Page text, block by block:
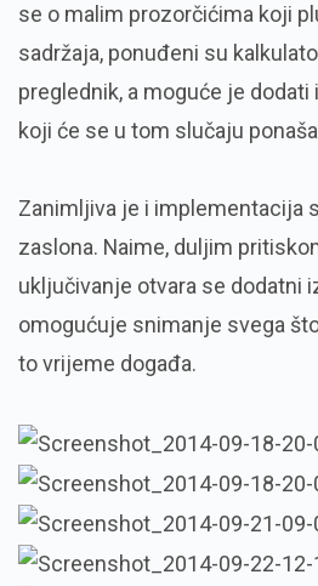
se o malim prozorčićima koji
sadržaja, ponuđeni su
preglednik, a moguće je
koji će se u tom slučaju
Zanimljiva je i implementacija
zaslona. Naime, duljim
uključivanje otvara se dodatni
omogućuje snimanje svega
to vrijeme događa.